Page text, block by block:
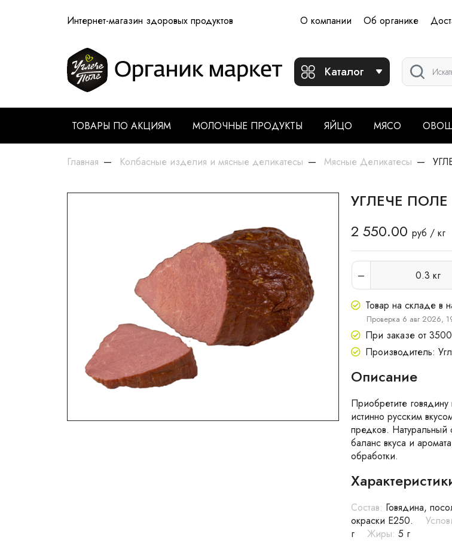
Интернет-магазин здоровых продуктов О компании Об органике
Каталог
ТОВАРЫ ПО АКЦИЯМ МОЛОЧНЫЕ ПРОДУКТЫ ЯЙЦО МЯСО
Главная Колбасные изделия и мясные деликатесы Мясные Деликатесы
УГЛЕЧЕ ПОЛЕ
2 550.00 руб / кг
0.3 кг
Товар на складе в
Проверка 6 авг 2026,
При заказе от
Производитель:
Описание
Приобретите
истинно русским
предков. Натуральный
баланс вкуса и
обработки.
Состав: Говядина,
окраски Е250.
г
Жиры: 5 г